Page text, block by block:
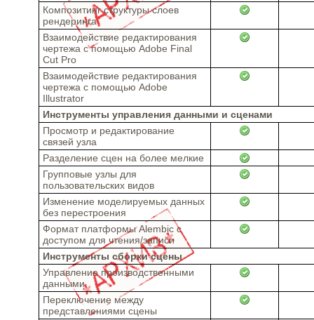
Композитинг структуры слоев
рендеринга
Взаимодействие редактирования
чертежа с помощью Adobe Final
Cut Pro
Взаимодействие редактирования
чертежа с помощью Adobe
Illustrator
Инструменты управления данными и сценами
Просмотр и редактирование
связей узла
Разделение сцен на более мелкие
Групповые узлы для
пользовательских видов
Изменение моделируемых данных
без перестроения
Формат платформы Alembic с
доступом для чтения/записи
Инструменты сборки сцены
Управление производственными
данными
Переключение между
представлениями сцены